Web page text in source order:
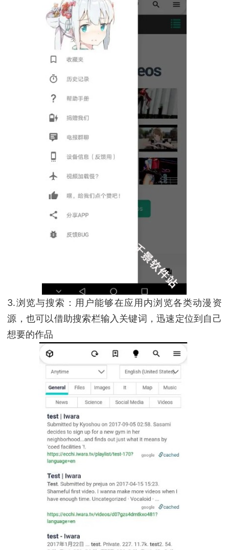
3.浏览与搜索：用户能够在应用内浏览各类动漫资
源，也可以借助搜索栏输入关键词，迅速定位到自己
想要的作品